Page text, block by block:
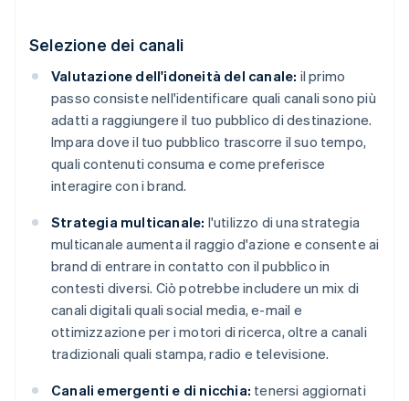
Selezione dei canali
Valutazione dell'idoneità del canale: il primo
passo consiste nell'identificare quali canali sono più
adatti a raggiungere il tuo pubblico di destinazione.
Impara dove il tuo pubblico trascorre il suo tempo,
quali contenuti consuma e come preferisce
interagire con i brand.
Strategia multicanale: l'utilizzo di una strategia
multicanale aumenta il raggio d'azione e consente ai
brand di entrare in contatto con il pubblico in
contesti diversi. Ciò potrebbe includere un mix di
canali digitali quali social media, e-mail e
ottimizzazione per i motori di ricerca, oltre a canali
tradizionali quali stampa, radio e televisione.
Canali emergenti e di nicchia: tenersi aggiornati